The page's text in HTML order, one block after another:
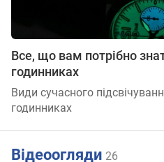
Все, що вам потрібно
годинниках
Види сучасного
годинниках
Відеоогляди 26